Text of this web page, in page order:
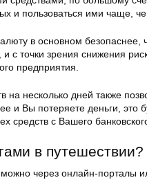
и пользоваться ими чаще,
в основном безопаснее,
с точки зрения снижения
предприятия.
на несколько дней также
и Вы потеряете деньги, это
средств с Вашего
в путешествии?
через онлайн-порталы